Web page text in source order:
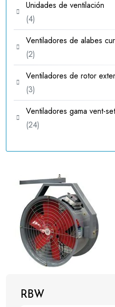
RBW
Unidades de ventilación
44
productos
Ventiladores de alabes
22
productos
Ventiladores de rotor
33
productos
Ventiladores gama vent-set
2424